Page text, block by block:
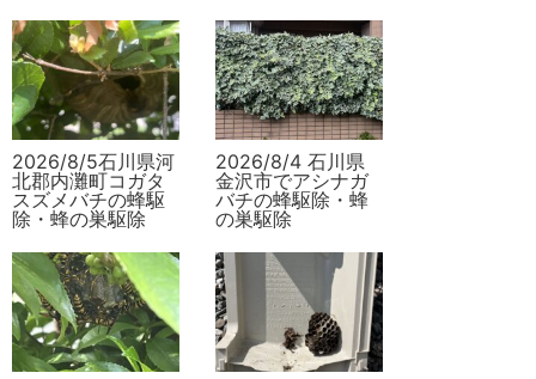
2026/8/5石川県河
北郡内灘町コガタ
スズメバチの蜂駆
除・蜂の巣駆除
2026/8/4 石川県
金沢市でアシナガ
バチの蜂駆除・蜂
の巣駆除